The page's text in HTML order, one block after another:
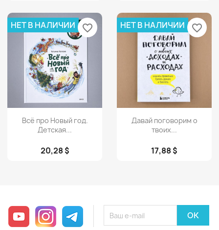
Просмотр
Всё про Новый год.
Детская...
20,28 $
НЕТ В НАЛИЧИИ favorite_border
Просмотр
Давай поговорим о
твоих...
17,88 $
НЕТ В НАЛИЧИИ favorite_border
YouTube InstagramTelegram